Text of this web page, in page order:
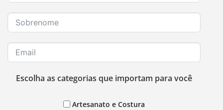
Escolha as categorias que importam para você
Artesanato e Costura